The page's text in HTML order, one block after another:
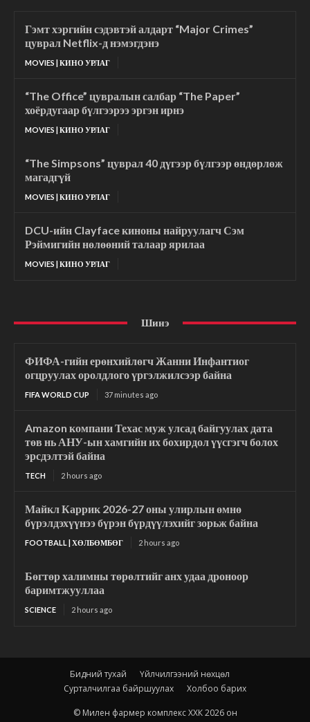
Гэмт хэргийн сэдэвтэй алдарт “Major Crimes”
цуврал Netflix-д нэмэгдэнэ
MOVIES | КИНО УРЛАГ
“The Office” цувралын салбар “The Paper”
хоёрдугаар бүлгээрээ эргэн ирнэ
MOVIES | КИНО УРЛАГ
“The Simpsons” цуврал 40 дүгээр бүлгээр өндөрлөж
магадгүй
MOVIES | КИНО УРЛАГ
DCU-ийн Clayface киноны найруулагч Сэм
Рэймигийн нөлөөний талаар ярилаа
MOVIES | КИНО УРЛАГ
Шинэ
ФИФА-гийн ерөнхийлөгч Жанни Инфантиог
огцруулах оролдлого үргэлжилсээр байна
FIFA WORLD CUP 37 minutes ago
Amazon компани Техас муж улсад байгуулах дата
төв нь АНУ-ын хамгийн их бохирдол үүсгэгч болох
эрсдэлтэй байна
TECH 2 hours ago
Майкл Каррик 2026-27 оны улирлын өмнө
бүрэлдэхүүнээ бүрэн бүрдүүлэхийг зорьж байна
FOOTBALL | ХӨЛБӨМБӨГ 2 hours ago
Бөгтөр халимны төрөлтийг анх удаа дроноор
баримтжууллаа
SCIENCE 2 hours ago
Бидний тухай
Үйлчилгээний нөхцөл
Сурталчилгаа байршуулах
Холбоо барих
© Милен фармер комплекс ХХК 2026 он